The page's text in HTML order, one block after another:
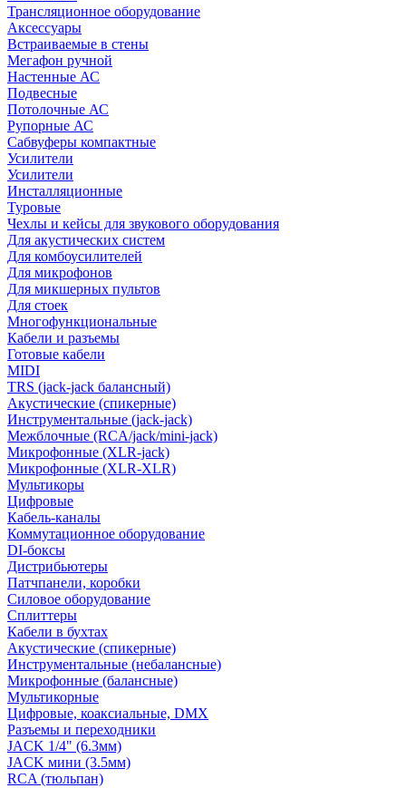
Трансляционное оборудование
Аксессуары
Встраиваемые в стены
Мегафон ручной
Настенные АС
Подвесные
Потолочные АС
Рупорные АС
Сабвуферы компактные
Усилители
Усилители
Инсталляционные
Туровые
Чехлы и кейсы для звукового оборудования
Для акустических систем
Для комбоусилителей
Для микрофонов
Для микшерных пультов
Для стоек
Многофункциональные
Кабели и разъемы
Готовые кабели
MIDI
TRS (jack-jack балансный)
Акустические (спикерные)
Инструментальные (jack-jack)
Межблочные (RCA/jack/mini-jack)
Микрофонные (XLR-jack)
Микрофонные (XLR-XLR)
Мультикоры
Цифровые
Кабель-каналы
Коммутационное оборудование
DI-боксы
Дистрибьютеры
Патчпанели, коробки
Силовое оборудование
Сплиттеры
Кабели в бухтах
Акустические (спикерные)
Инструментальные (небалансные)
Микрофонные (балансные)
Мультикорные
Цифровые, коаксиальные, DMX
Разъемы и переходники
JACK 1/4" (6.3мм)
JACK мини (3.5мм)
RCA (тюльпан)